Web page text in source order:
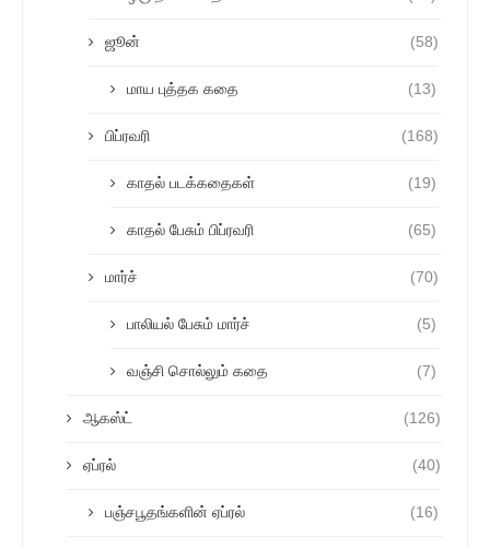
ஜூன் (58)
மாய புத்தக கதை (13)
பிப்ரவரி (168)
காதல் படக்கதைகள் (19)
காதல் பேசும் பிப்ரவரி (65)
மார்ச் (70)
பாலியல் பேசும் மார்ச் (5)
வஞ்சி சொல்லும் கதை (7)
ஆகஸ்ட் (126)
ஏப்ரல் (40)
பஞ்சபூதங்களின் ஏப்ரல் (16)